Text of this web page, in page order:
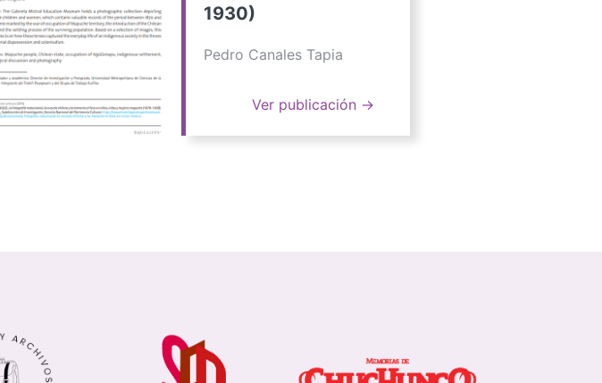
1930)
Pedro Canales Tapia
Ver publicación →